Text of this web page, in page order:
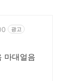
광고
마대얼음